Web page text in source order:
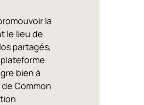
la
le lieu de
partagés,
bien à
Common